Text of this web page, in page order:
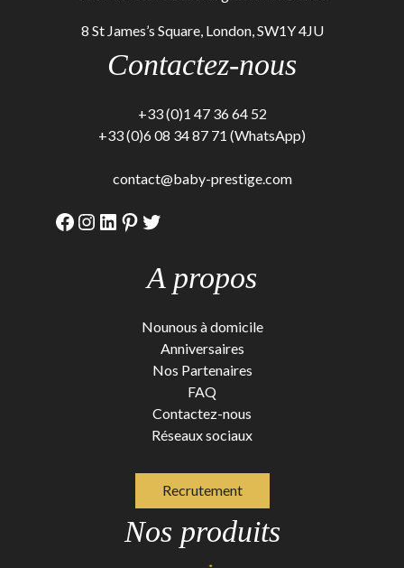
8 St James’s Square, London, SW1Y 4JU
Contactez-nous
+33 (0)1 47 36 64 52
+33 (0)6 08 34 87 71 (WhatsApp)
contact@baby-prestige.com
Facebook
Instagram
LinkedIn
Pinterest
Twitter
A propos
Nounous à domicile
Anniversaires
Nos Partenaires
FAQ
Contactez-nous
Réseaux sociaux
Recrutement
Nos produits